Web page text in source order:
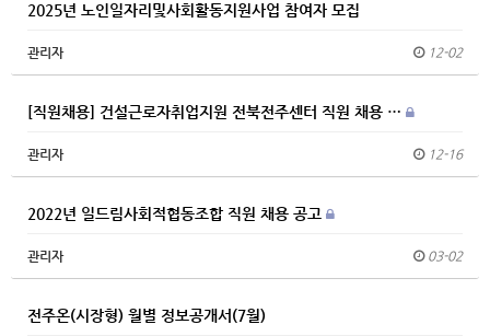
2025년 노인일자리및사회활동지원사업 참여자 모집
관리자 12-02
[직원채용] 건설근로자취업지원 전북전주센터 직원 채용 …
관리자 12-16
2022년 일드림사회적협동조합 직원 채용 공고
관리자 03-02
전주온(시장형) 월별 정보공개서(7월)